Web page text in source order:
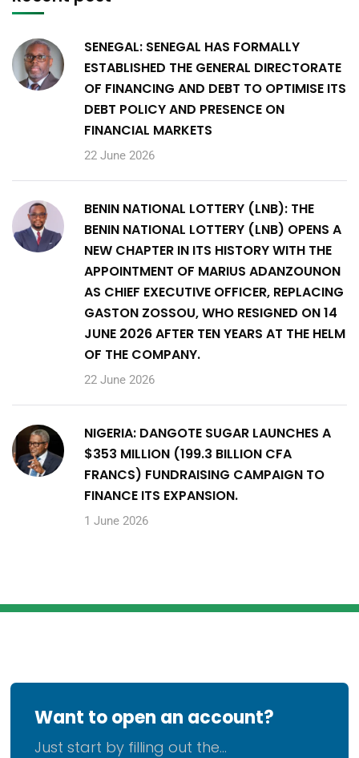
SENEGAL: SENEGAL HAS FORMALLY
ESTABLISHED THE GENERAL DIRECTORATE
OF FINANCING AND DEBT TO OPTIMISE ITS
DEBT POLICY AND PRESENCE ON
FINANCIAL MARKETS
22 June 2026
BENIN NATIONAL LOTTERY (LNB): THE
BENIN NATIONAL LOTTERY (LNB) OPENS A
NEW CHAPTER IN ITS HISTORY WITH THE
APPOINTMENT OF MARIUS ADANZOUNON
AS CHIEF EXECUTIVE OFFICER, REPLACING
GASTON ZOSSOU, WHO RESIGNED ON 14
JUNE 2026 AFTER TEN YEARS AT THE HELM
OF THE COMPANY.
22 June 2026
NIGERIA: DANGOTE SUGAR LAUNCHES A
$353 MILLION (199.3 BILLION CFA
FRANCS) FUNDRAISING CAMPAIGN TO
FINANCE ITS EXPANSION.
1 June 2026
Want to open an account?
Just start by filling out the...